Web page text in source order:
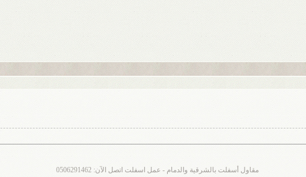
مقاول أسفلت بالشرقية والدمام - عمل اسفلت اتصل الآن: 0506291462